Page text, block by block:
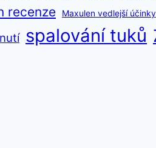
recenze Maxulen vedlejší účinky
spalování tuků